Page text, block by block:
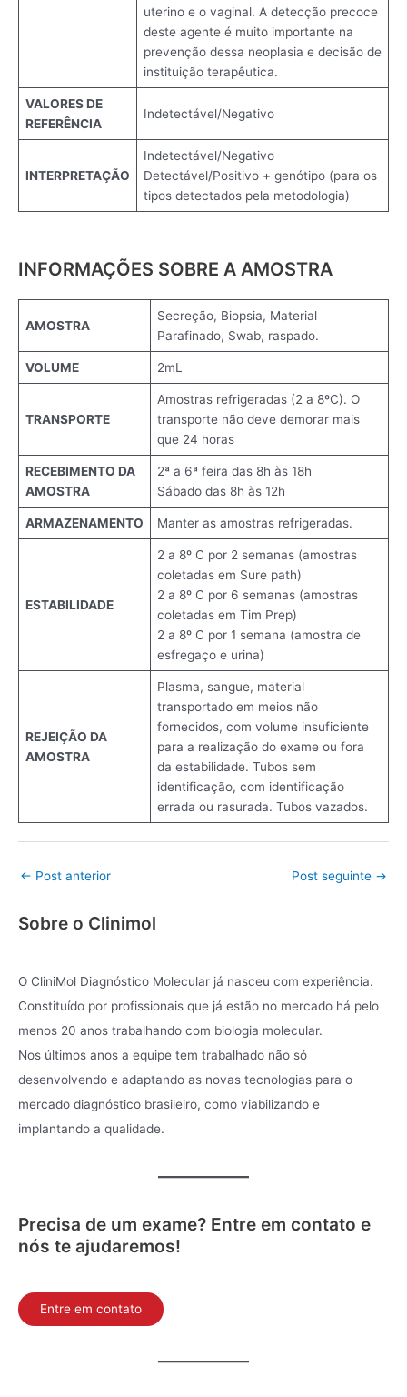
uterino e o vaginal. A detecção precoce
deste agente é muito importante na
prevenção dessa neoplasia e decisão de
instituição terapêutica.
VALORES DE
REFERÊNCIA
Indetectável/Negativo
INTERPRETAÇÃO
Indetectável/Negativo
Detectável/Positivo + genótipo (para os
tipos detectados pela metodologia)
INFORMAÇÕES SOBRE A AMOSTRA
AMOSTRA
Secreção, Biopsia, Material
Parafinado, Swab, raspado.
VOLUME 2mL
TRANSPORTE
Amostras refrigeradas (2 a 8ºC). O
transporte não deve demorar mais
que 24 horas
RECEBIMENTO DA
AMOSTRA
2ª a 6ª feira das 8h às 18h
Sábado das 8h às 12h
ARMAZENAMENTO Manter as amostras refrigeradas.
ESTABILIDADE
2 a 8º C por 2 semanas (amostras
coletadas em Sure path)
2 a 8º C por 6 semanas (amostras
coletadas em Tim Prep)
2 a 8º C por 1 semana (amostra de
esfregaço e urina)
REJEIÇÃO DA
AMOSTRA
Plasma, sangue, material
transportado em meios não
fornecidos, com volume insuficiente
para a realização do exame ou fora
da estabilidade. Tubos sem
identificação, com identificação
errada ou rasurada. Tubos vazados.
← Post anterior Post seguinte →
Sobre o Clinimol
O CliniMol Diagnóstico Molecular já nasceu com experiência.
Constituído por profissionais que já estão no mercado há pelo
menos 20 anos trabalhando com biologia molecular.
Nos últimos anos a equipe tem trabalhado não só
desenvolvendo e adaptando as novas tecnologias para o
mercado diagnóstico brasileiro, como viabilizando e
implantando a qualidade.
Precisa de um exame? Entre em contato e
nós te ajudaremos!
Entre em contato